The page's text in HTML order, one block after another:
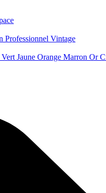
Professionnel Vintage
Vert Jaune Orange Marron Or